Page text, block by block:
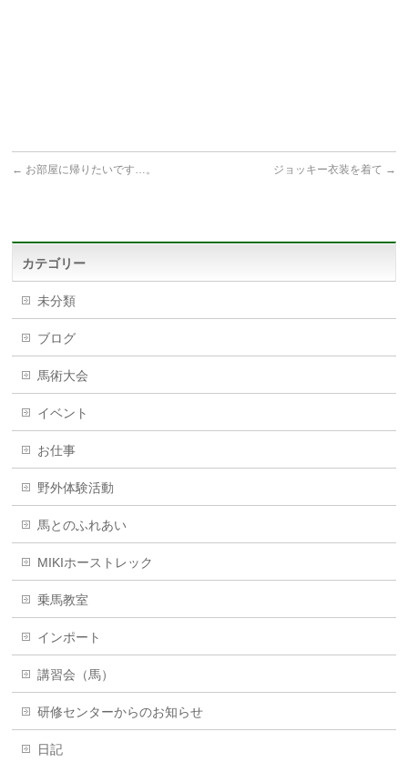
← お部屋に帰りたいです…。 ジョッキー衣装を着て →
カテゴリー
未分類
ブログ
馬術大会
イベント
お仕事
野外体験活動
馬とのふれあい
MIKIホーストレック
乗馬教室
インポート
講習会（馬）
研修センターからのお知らせ
日記